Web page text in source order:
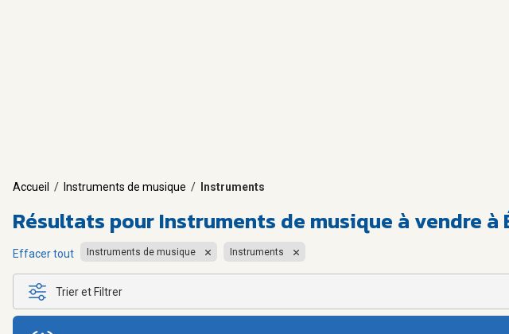
Accueil / Instruments de musique / Instruments
Résultats pourInstruments de musique à vendre à
Effacer tout Instruments de musique Instruments
Trier et Filtrer